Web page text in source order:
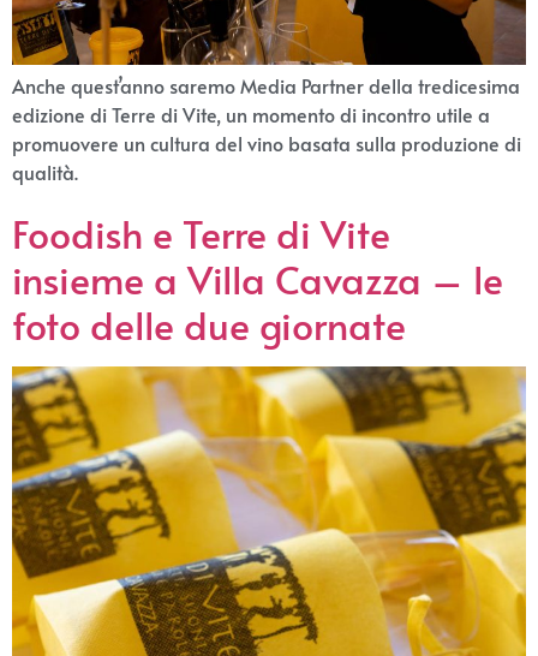
Anche quest’anno saremo Media Partner della tredicesima
edizione di Terre di Vite, un momento di incontro utile a
promuovere un cultura del vino basata sulla produzione di
qualità.
Foodish e Terre di Vite
insieme a Villa Cavazza – le
foto delle due giornate